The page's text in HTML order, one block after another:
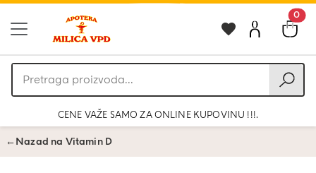
0
Pretraga
proizvoda
CENE VAŽE SAMO ZA ONLINE KUPOVINU !!!.
←Nazad na Vitamin D